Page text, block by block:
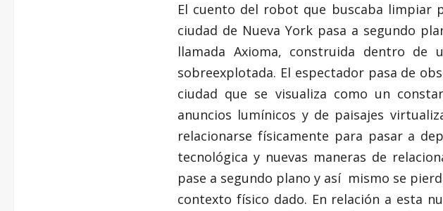
El cuento del robot que buscaba limpiar
ciudad de Nueva York pasa a segundo
llamada Axioma, construida dentro
sobreexplotada. El espectador pasa de
ciudad que se visualiza como un
anuncios lumínicos y de paisajes
relacionarse físicamente para pasar a
tecnológica y nuevas maneras de
pase a segundo plano y así mismo se
contexto físico dado. En relación a esta